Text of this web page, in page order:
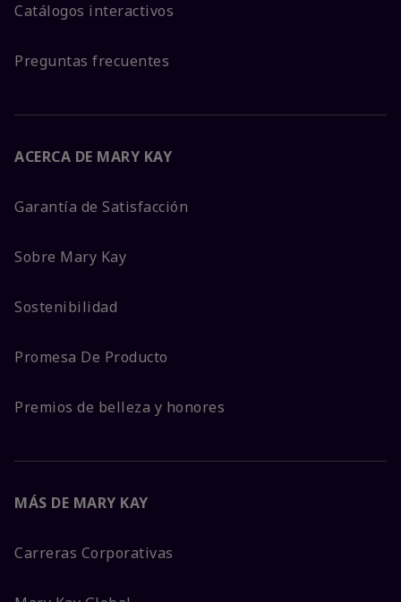
Catálogos interactivos
Preguntas frecuentes
ACERCA DE MARY KAY
Garantía de Satisfacción
Sobre Mary Kay
Sostenibilidad
Promesa De Producto
Premios de belleza y honores
MÁS DE MARY KAY
Carreras Corporativas